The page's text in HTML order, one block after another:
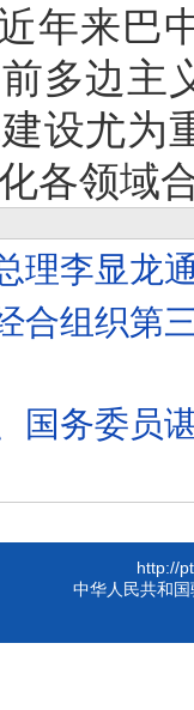
年来巴
多边主
设尤为
各领域
理李显龙
合组织第
国务委员
http://
中华人民共和